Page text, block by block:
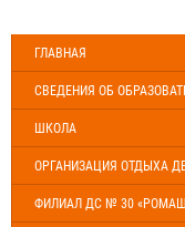
ГЛАВНАЯ
СВЕДЕНИЯ ОБ
ШКОЛА
ОРГАНИЗАЦИЯ ОТДЫХА
ФИЛИАЛ ДС № 30